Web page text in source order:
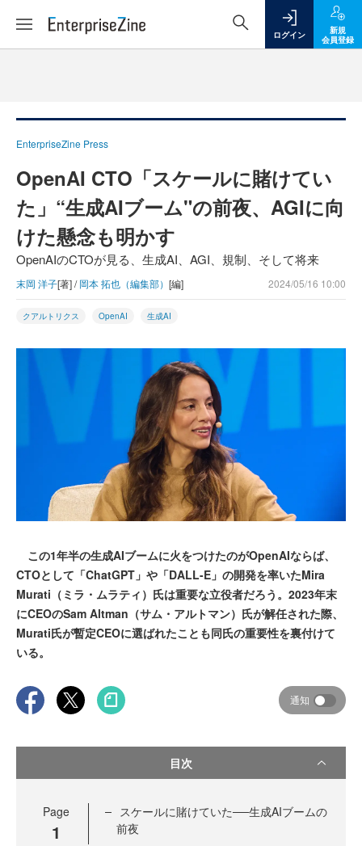
ログイン
新規
会員登録
EnterpriseZine Press
OpenAI CTO「スケールに賭けてい
た」“生成AIブーム"の前夜、AGIに向
けた懸念も明かす
OpenAIのCTOが見る、生成AI、AGI、規制、そして将来
末岡 洋子[著] /岡本 拓也（編集部） [編] 2024/05/16 10:00
クアルトリクス OpenAI 生成AI
この1年半の生成AIブームに火をつけたのがOpenAIならば、
CTOとして「ChatGPT」や「DALL-E」の開発を率いたMira
Murati（ミラ・ムラティ）氏は重要な立役者だろう。2023年末
にCEOのSam Altman（サム・アルトマン）氏が解任された際、
Murati氏が暫定CEOに選ばれたことも同氏の重要性を裏付けて
いる。
通知
目次
Page
1
スケールに賭けていた──生成AIブームの
前夜